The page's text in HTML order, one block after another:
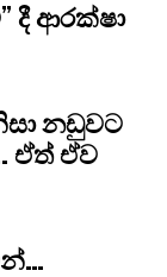
ආරක්ෂා
නඩුවට
ඒත් ඒව